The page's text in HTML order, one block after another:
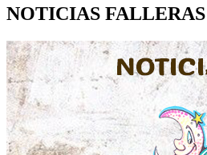
NOTICIAS FALLERAS